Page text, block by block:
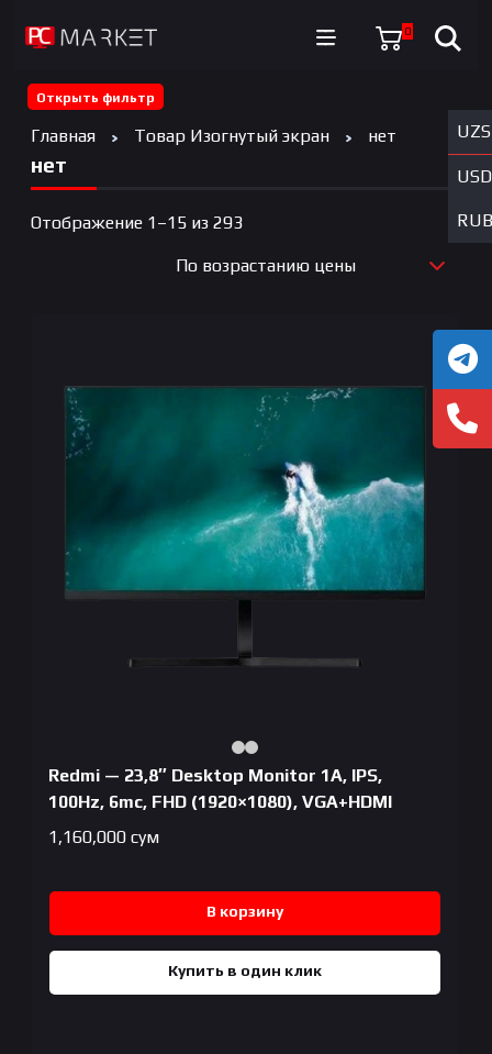
0
UZS
USD
RUB
Открыть фильтр
Главная Товар Изогнутый экран нет
нет
Отображение 1–15 из 293Цены:
возрастанию
По возрастанию цены
По убыванию цены
Redmi — 23,8″ Desktop Monitor 1A, IPS,
100Hz, 6mc, FHD (1920×1080), VGA+HDMI
1,160,000 сум
В корзину
Купить в один клик